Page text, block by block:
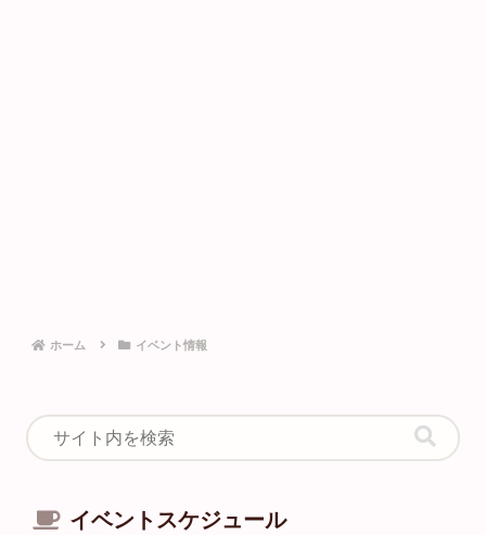
ホーム イベント情報
イベントスケジュール